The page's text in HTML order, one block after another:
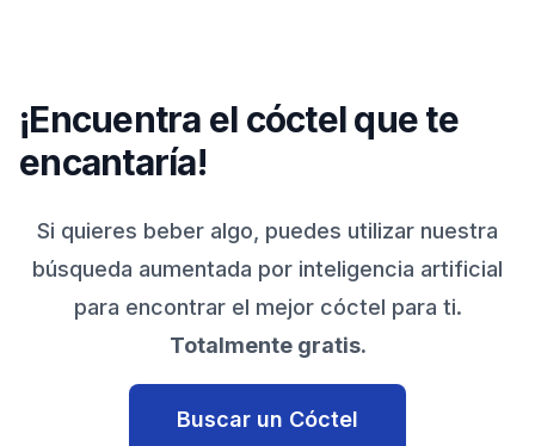
¡Encuentra el cóctel que te
encantaría!
Si quieres beber algo, puedes utilizar nuestra
búsqueda aumentada por inteligencia artificial
para encontrar el mejor cóctel para ti.
Totalmente gratis.
Buscar un Cóctel